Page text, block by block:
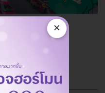
รุงเทพมหานคร 10170
×